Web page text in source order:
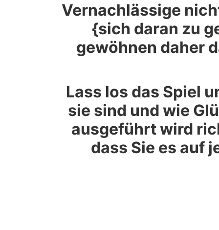
Vernachlässige
{sich daran zu
gewöhnen daher
Lass los das Spiel
sie sind und wie
ausgeführt wird
dass Sie es auf